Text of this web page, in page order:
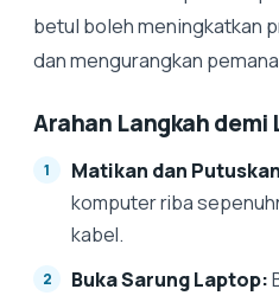
betul boleh meningkatkan
dan mengurangkan
Arahan Langkah demi
Matikan dan
komputer riba
kabel.
Buka Sarung Laptop: